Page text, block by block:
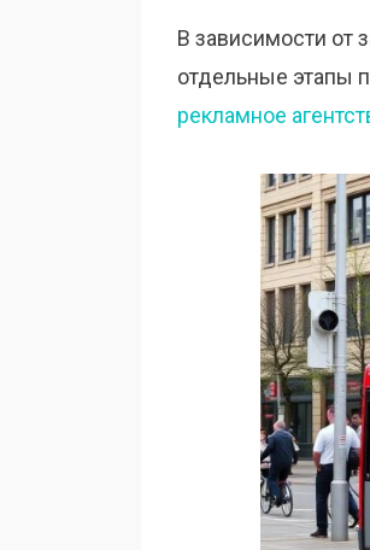
В зависимости от
отдельные этапы
рекламное